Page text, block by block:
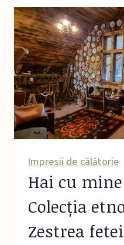
în
București
–
varianta
vară
2022
Impresii de călătorie
Hai cu
Colecția
Zestrea fetei